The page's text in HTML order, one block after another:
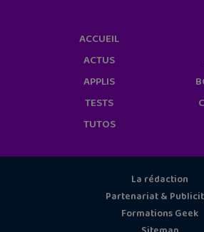
ACCUEIL
ACTUS
APPLIS
TESTS
TUTOS
La rédaction
Partenariat &
Formations Geek